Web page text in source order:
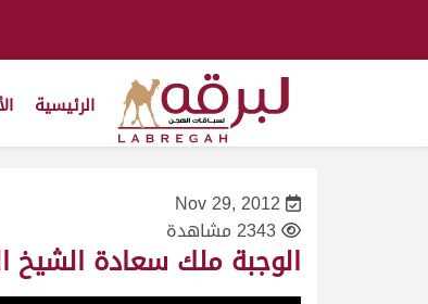
الرئيسية
Nov 29, 2012
2343 مشاهدة
الوجبة ملك سعادة الشيخ القعقاع